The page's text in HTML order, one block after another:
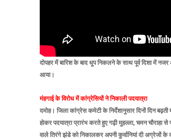
दोपहर में बारिश के बाद धूप निकलने के साथ पूर्व दिशा में
आया।
मंहगाई के विरोध में कांग्रेसियों ने निकाली पदयात्रा
दमोह। जिला कांग्रेस कमेटी के निर्देशानुसार दिनों दिन
होकर पदयात्रा प्रारंभ करते हुए गढ़ी मुहल्ला, चमन
वाले तिरंगे झंडे को निकालकर अपनी कुर्वानियां दी अग्रेजों के